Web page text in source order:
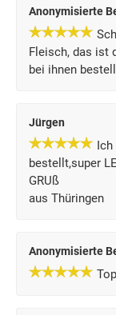
Anonymisierte
Fleisch, das ist
bei ihnen
Jürgen
bestellt,super
GRUß
aus Thüringen
Anonymisierte